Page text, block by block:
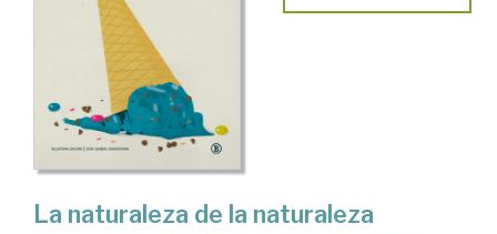
La naturaleza de la naturaleza